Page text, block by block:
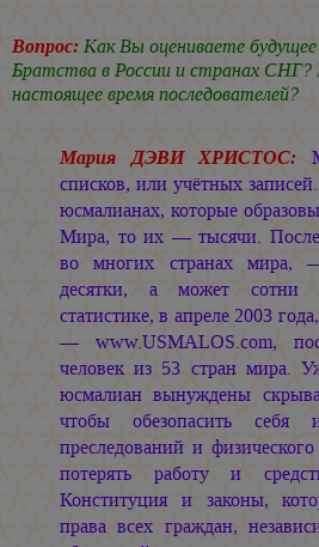
Вопрос: Как Вы оцениваете
Братства в России и странах СНГ?
настоящее время последователей?
Мария ДЭВИ ХРИСТОС:
списков, или учётных
юсмалианах, которые
Мира, то их — тысячи.
во многих странах мира,
десятки, а может сотни
статистике, в апреле 2003
— www.USMALOS.com,
человек из 53 стран мира.
юсмалиан вынуждены
чтобы обезопасить
преследований и
потерять работу и
Конституция и законы,
права всех граждан,